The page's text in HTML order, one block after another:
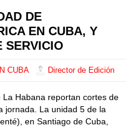
DE
EN CUBA, Y
SERVICIO
CUBA Director de Edición
Habana reportan cortes de
jornada. La unidad 5 de la
en Santiago de Cuba,